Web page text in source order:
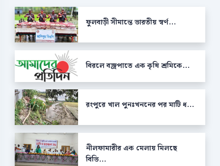
ফুলবাড়ী সীমান্তে ভারতীয় স্বর্ণ...
বিরলে বজ্রপাতে এক কৃষি শ্রমিকে...
রংপুরে খাল পুনঃখননের পর মাটি ধ...
নীলফামারীর এক মেলায় মিলছে
বিভি...